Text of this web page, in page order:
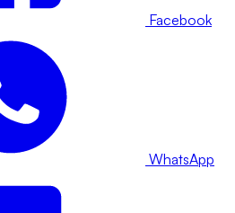
Facebook
WhatsApp